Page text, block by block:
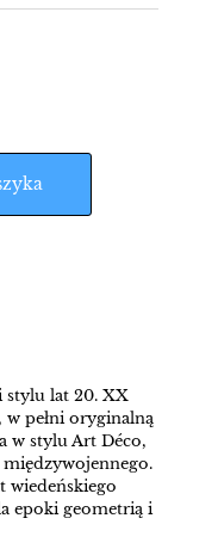
stylu lat 20. XX
pełni oryginalną
w stylu Art Déco,
wiedeńskiego
epoki geometrią i